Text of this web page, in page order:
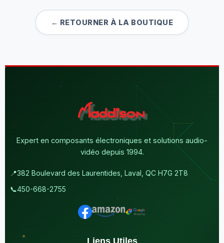
← RETOURNER À LA BOUTIQUE
Expert en composants électroniques et solutions audio-
vidéo depuis 1994.
📍382 Boulevard des Laurentides, Laval, QC H7G 2T8
📞450-668-2755